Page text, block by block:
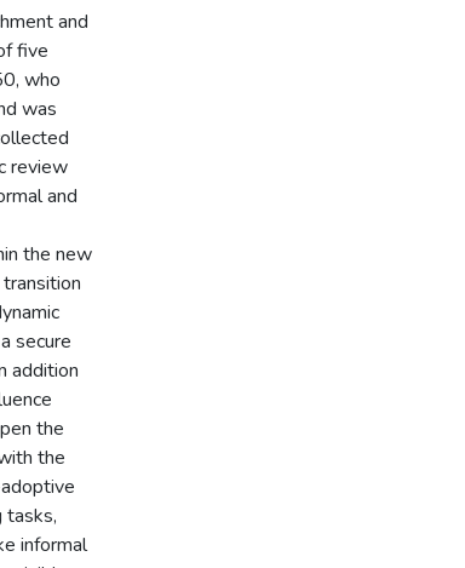
and
five
who
was
review
and
the new
secure
addition
the
the
tasks,
informal